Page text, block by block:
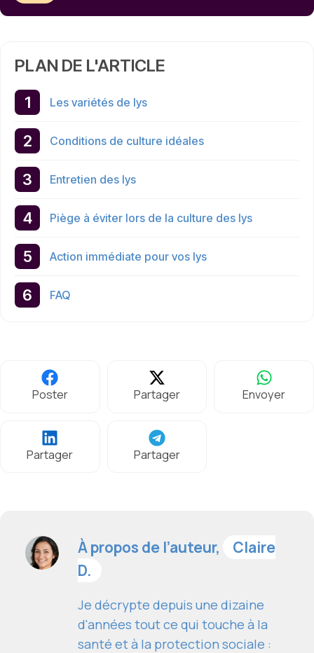
PLAN DE L'ARTICLE
Les variétés de lys
Conditions de culture idéales
Entretien des lys
Piège à éviter lors de la culture des lys
Action immédiate pour vos lys
FAQ
Poster Partager Envoyer
Partager Partager
À propos de l’auteur,
Claire
D.
Je décrypte depuis une dizaine
d'années tout ce qui touche à la
santé et à la protection sociale :